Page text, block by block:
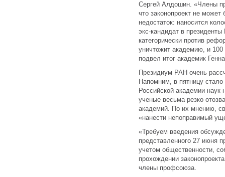
Сергей Алдошин. «Члены
что законопроект не
недостаток: наносится
экс-кандидат в
категорически против
уничтожит академию, и
подвел итог академик
Президиум РАН очень
Напомним, в пятницу
Российской академии
ученые весьма резко
академий. По их мнению,
«нанести непоправимый
«Требуем введения
представленного 27 июня
учетом общественности,
прохождении
члены профсоюза.